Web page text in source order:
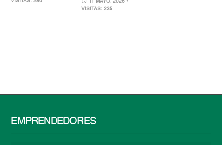
VISITAS: 280
11 MAYO, 2026 •
VISITAS: 235
EMPRENDEDORES